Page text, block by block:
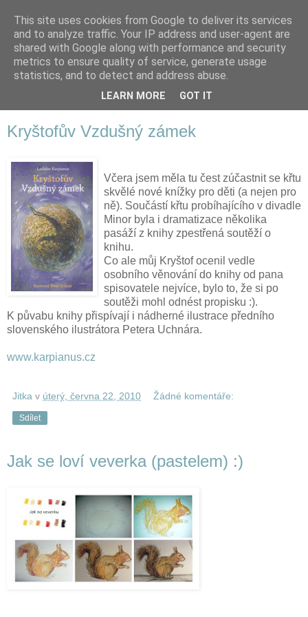
Kryštofův Vzdušný zámek
Včera jsem měla tu čest zúčastnit se křtu
skvělé nové knížky pro děti (a nejen pro
ně). Součástí křtu probíhajícího v divadle
Minor byla i dramatizace několika
pasáží z knihy zpestřená soutěží o
knihu.
Co ale můj Kryštof ocenil vedle
osobního věnování do knihy od pana
spisovatele nejvíce, bylo to, že si po
soutěži mohl odnést propisku :).
K půvabu knihy přispívají i nádherné ilustrace předního
slovenského ilustrátora Petera Uchnára.
www.karpianus.cz
Jitka v úterý, června 22, 2010 Žádné komentáře:
Sdílet
Jak se loví veverka (pastelem) :)
This site uses cookies from Google to deliver its services
and to analyze traffic. Your IP address and user-agent are
shared with Google along with performance and security
metrics to ensure quality of service, generate usage
statistics, and to detect and address abuse.
LEARN MORE GOT IT